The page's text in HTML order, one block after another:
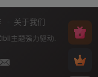
关于我们
主题强力驱动.